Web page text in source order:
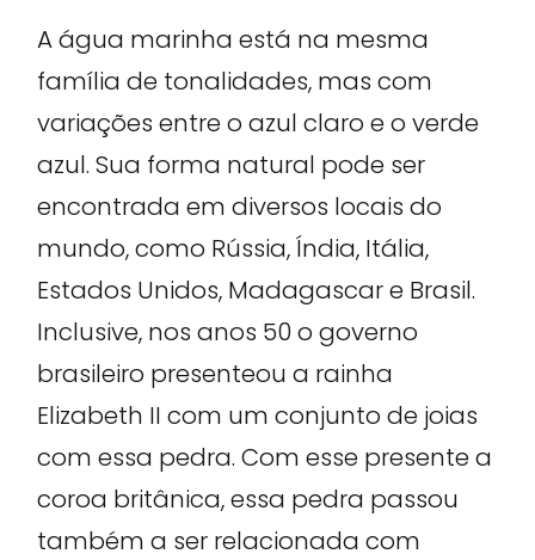
A água marinha está na mesma
família de tonalidades, mas com
variações entre o azul claro e o verde
azul. Sua forma natural pode ser
encontrada em diversos locais do
mundo, como Rússia, Índia, Itália,
Estados Unidos, Madagascar e Brasil.
Inclusive, nos anos 50 o governo
brasileiro presenteou a rainha
Elizabeth II com um conjunto de joias
com essa pedra. Com esse presente a
coroa britânica, essa pedra passou
também a ser relacionada com